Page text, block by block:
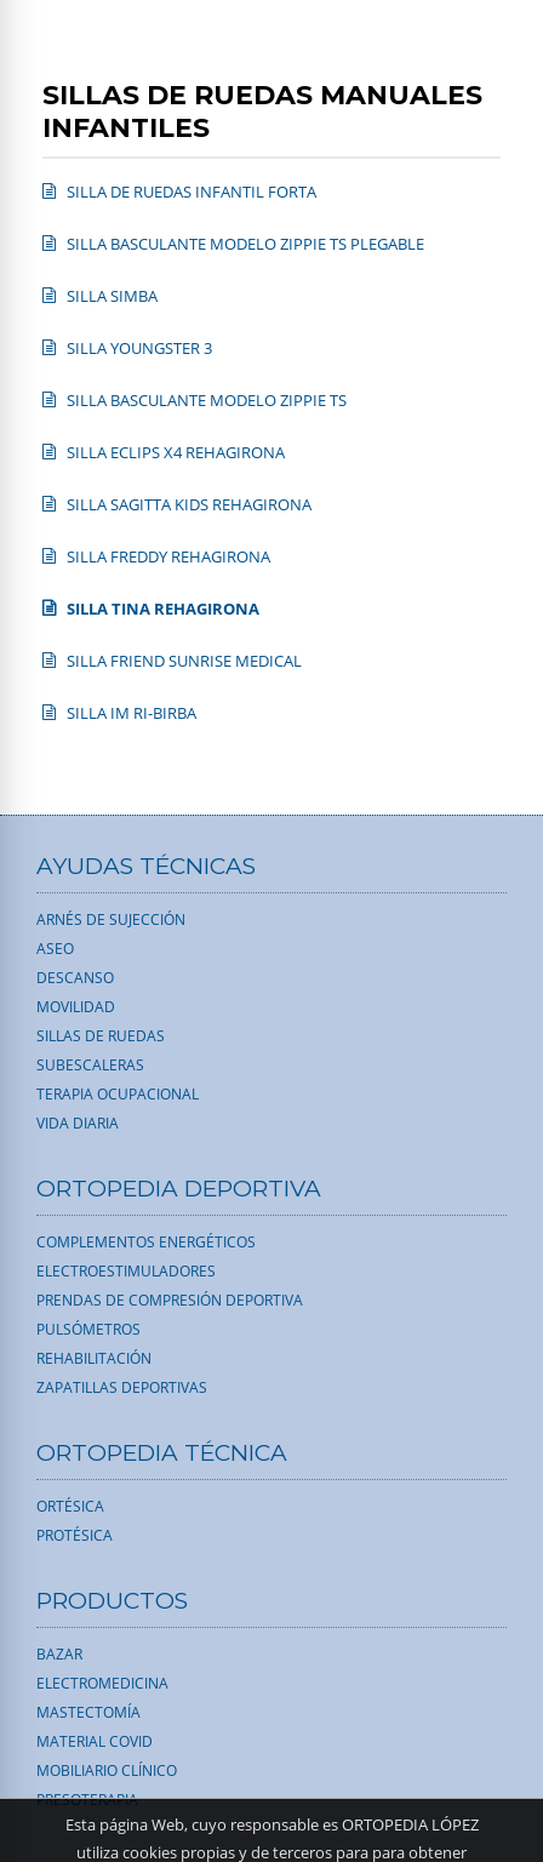
Esta página Web, cuyo responsable es ORTOPEDIA LÓPEZ
utiliza cookies propias y de terceros para para obtener
SILLAS DE RUEDAS MANUALES
INFANTILES
SILLA DE RUEDAS INFANTIL FORTA
SILLA BASCULANTE MODELO ZIPPIE TS PLEGABLE
SILLA SIMBA
SILLA YOUNGSTER 3
SILLA BASCULANTE MODELO ZIPPIE TS
SILLA ECLIPS X4 REHAGIRONA
SILLA SAGITTA KIDS REHAGIRONA
SILLA FREDDY REHAGIRONA
SILLA TINA REHAGIRONA
SILLA FRIEND SUNRISE MEDICAL
SILLA IM RI-BIRBA
AYUDAS TÉCNICAS
ARNÉS DE SUJECCIÓN
ASEO
DESCANSO
MOVILIDAD
SILLAS DE RUEDAS
SUBESCALERAS
TERAPIA OCUPACIONAL
VIDA DIARIA
ORTOPEDIA DEPORTIVA
COMPLEMENTOS ENERGÉTICOS
ELECTROESTIMULADORES
PRENDAS DE COMPRESIÓN DEPORTIVA
PULSÓMETROS
REHABILITACIÓN
ZAPATILLAS DEPORTIVAS
ORTOPEDIA TÉCNICA
ORTÉSICA
PROTÉSICA
PRODUCTOS
BAZAR
ELECTROMEDICINA
MASTECTOMÍA
MATERIAL COVID
MOBILIARIO CLÍNICO
PRESOTERAPIA